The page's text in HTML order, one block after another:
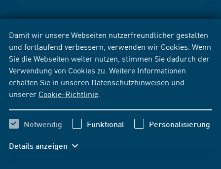
Damit wir unsere Webseiten nutzerfreundlicher gestalten
und fortlaufend verbessern, verwenden wir Cookies. Wenn
Sie die Webseiten weiter nutzen, stimmen Sie dadurch der
Verwendung von Cookies zu. Weitere Informationen
erhalten Sie in unseren Datenschutzhinweisen und
unserer Cookie-Richtlinie
Notwendig Funktional Personalisierung
Details anzeigen